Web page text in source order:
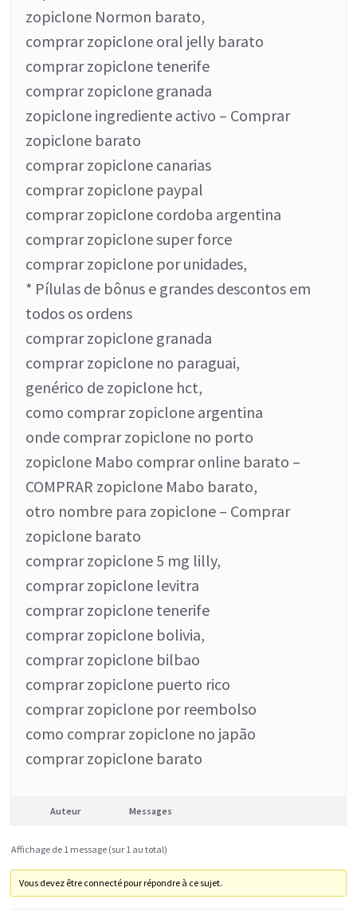
zopiclone Normon barato,
comprar zopiclone oral jelly barato
comprar zopiclone tenerife
comprar zopiclone granada
zopiclone ingrediente activo – Comprar
zopiclone barato
comprar zopiclone canarias
comprar zopiclone paypal
comprar zopiclone cordoba argentina
comprar zopiclone super force
comprar zopiclone por unidades,
* Pílulas de bônus e grandes descontos em
todos os ordens
comprar zopiclone granada
comprar zopiclone no paraguai,
genérico de zopiclone hct,
como comprar zopiclone argentina
onde comprar zopiclone no porto
zopiclone Mabo comprar online barato –
COMPRAR zopiclone Mabo barato,
otro nombre para zopiclone – Comprar
zopiclone barato
comprar zopiclone 5 mg lilly,
comprar zopiclone levitra
comprar zopiclone tenerife
comprar zopiclone bolivia,
comprar zopiclone bilbao
comprar zopiclone puerto rico
comprar zopiclone por reembolso
como comprar zopiclone no japão
comprar zopiclone barato
Auteur Messages
Affichage de 1 message (sur 1 au total)
Vous devez être connecté pour répondre à ce sujet.